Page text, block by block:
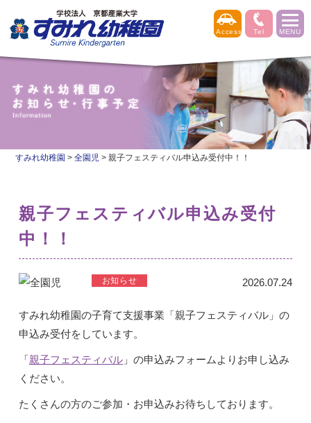
すみれ幼稚園 >全園児 >親子フェスティバル申込み受付中！！
親子フェスティバル申込み受付
中！！
2026.07.24
すみれ幼稚園の子育て支援事業「親子フェスティバル」の
申込み受付をしています。
「親子フェスティバル 」の申込みフォームよりお申し込み
ください。
たくさんの方のご参加・お申込みお待ちしております。